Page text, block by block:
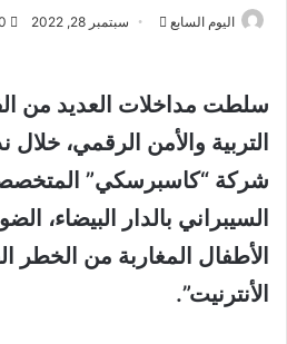
اليوم السابع
أرسل سبتمبر 28, 2022
سلطت مداخلات العديد من
التربية والأمن الرقمي،
شركة “كاسبرسكي”
السيبراني بالدار البيضاء،
الأطفال المغاربة من الخطر
الأنترنيت”.